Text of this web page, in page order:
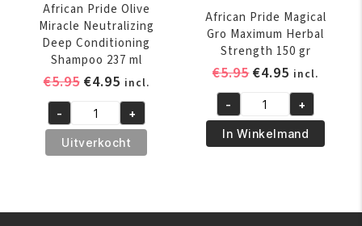
African Pride Olive
Miracle Neutralizing
Deep Conditioning
Shampoo 237 ml
€5.95 Oorspronkelijke
was:
€5.95.
€4.95Huidige
prijs
is:
€4.95.
incl.
African
Pride
Olive
- +
Uitverkocht
African Pride Magical
Gro Maximum Herbal
Strength 150 gr
€5.95
was:
€5.95.
€4.95 Huidige
prijs
is:
€4.95.
incl.
African
Pride
Magical
Herbal
- +
In Winkelmand